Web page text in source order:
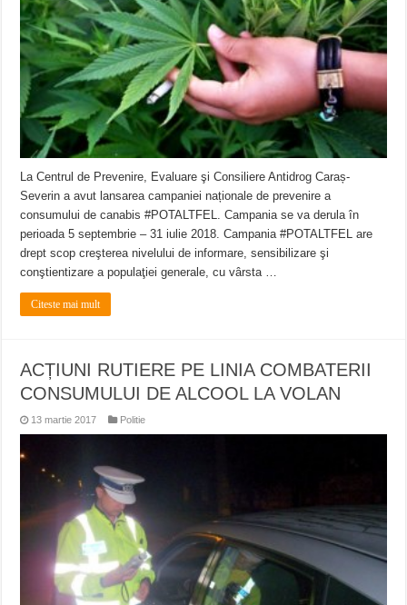
Miresme de lavandă, mentă și flori de vară și râsete de copii la Carașova VIDEO
ANUNȚ OPRIRE APĂ în Reșița – avarie – 04.08.2026 – str. Văliugului și
La Centrul de Prevenire, Evaluare şi Consiliere Antidrog Caraș-
Severin a avut lansarea campaniei naționale de prevenire a
consumului de canabis #POTALTFEL. Campania se va derula în
perioada 5 septembrie – 31 iulie 2018. Campania #POTALTFEL are
drept scop creşterea nivelului de informare, sensibilizare şi
conştientizare a populaţiei generale, cu vârsta …
Citeste mai mult
ACȚIUNI RUTIERE PE LINIA COMBATERII
CONSUMULUI DE ALCOOL LA VOLAN
13 martie 2017 Politie